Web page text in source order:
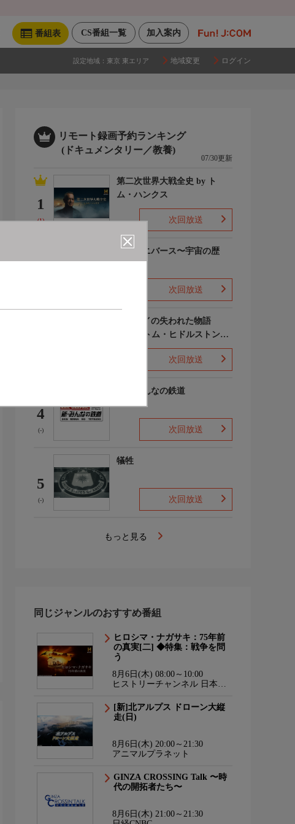
加入案内
CS番組一覧
番組表
設定地域： 東京 東エリア 地域変更 ログイン
リモート録画予約ランキング
(ドキュメンタリー／教養)
07/30更新
1
(1)
第二次世界大戦全史 by ト
ム・ハンクス
次回放送
ザ・ユニバース〜宇宙の歴
次回放送
ポンペイの失われた物語
WITH トム・ヒドルストン
声:平川大輔
次回放送
4
(-)
新・みんなの鉄道
次回放送
5
(-)
犠牲
次回放送
もっと見る
同じジャンルのおすすめ番組
ヒロシマ・ナガサキ：75年前
の真実[二] ◆特集：戦争を問
う
8月6日(木) 08:00～10:00
ヒストリーチャンネル 日本・
[新]北アルプス ドローン大縦
走(日)
8月6日(木) 20:00～21:30
アニマルプラネット
GINZA CROSSING Talk 〜時
代の開拓者たち〜
8月6日(木) 21:00～21:30